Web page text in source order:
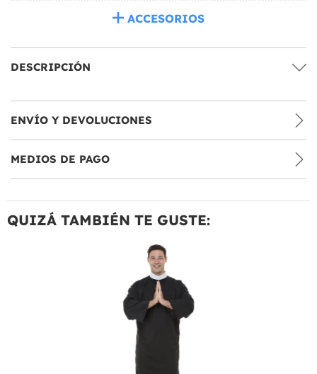
ACCESORIOS
DESCRIPCIÓN
ENVÍO Y DEVOLUCIONES
MEDIOS DE PAGO
QUIZÁ TAMBIÉN TE GUSTE: